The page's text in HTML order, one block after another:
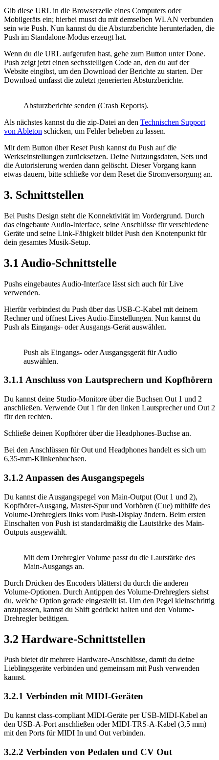
Gib diese URL in die Browserzeile eines Computers oder
Mobilgeräts ein; hierbei musst du mit demselben WLAN verbunden
sein wie Push. Nun kannst du die Absturzberichte herunterladen, die
Push im Standalone-Modus erzeugt hat.
Wenn du die URL aufgerufen hast, gehe zum Button unter Done.
Push zeigt jetzt einen sechsstelligen Code an, den du auf der
Website eingibst, um den Download der Berichte zu starten. Der
Download umfasst die zuletzt generierten Absturzberichte.
Absturzberichte senden (Crash Reports).
Als nächstes kannst du die zip-Datei an den Technischen Support
von Ableton schicken, um Fehler beheben zu lassen.
Mit dem Button über Reset Push kannst du Push auf die
Werkseinstellungen zurücksetzen. Deine Nutzungsdaten, Sets und
die Autorisierung werden dann gelöscht. Dieser Vorgang kann
etwas dauern, bitte schließe vor dem Reset die Stromversorgung an.
3. Schnittstellen
Bei Pushs Design steht die Konnektivität im Vordergrund. Durch
das eingebaute Audio-Interface, seine Anschlüsse für verschiedene
Geräte und seine Link-Fähigkeit bildet Push den Knotenpunkt für
dein gesamtes Musik-Setup.
3.1 Audio-Schnittstelle
Pushs eingebautes Audio-Interface lässt sich auch für Live
verwenden.
Hierfür verbindest du Push über das USB-C-Kabel mit deinem
Rechner und öffnest Lives Audio-Einstellungen. Nun kannst du
Push als Eingangs- oder Ausgangs-Gerät auswählen.
Push als Eingangs- oder Ausgangsgerät für Audio
auswählen.
3.1.1 Anschluss von Lautsprechern und Kopfhörern
Du kannst deine Studio-Monitore über die Buchsen Out 1 und 2
anschließen. Verwende Out 1 für den linken Lautsprecher und Out 2
für den rechten.
Schließe deinen Kopfhörer über die Headphones-Buchse an.
Bei den Anschlüssen für Out und Headphones handelt es sich um
6,35-mm-Klinkenbuchsen.
3.1.2 Anpassen des Ausgangspegels
Du kannst die Ausgangspegel von Main-Output (Out 1 und 2),
Kopfhörer-Ausgang, Master-Spur und Vorhören (Cue) mithilfe des
Volume-Drehreglers links vom Push-Display ändern. Beim ersten
Einschalten von Push ist standardmäßig die Lautstärke des Main-
Outputs ausgewählt.
Mit dem Drehregler Volume passt du die Lautstärke des
Main-Ausgangs an.
Durch Drücken des Encoders blätterst du durch die anderen
Volume-Optionen. Durch Antippen des Volume-Drehreglers siehst
du, welche Option gerade eingestellt ist. Um den Pegel kleinschrittig
anzupassen, kannst du Shift gedrückt halten und den Volume-
Drehregler betätigen.
3.2 Hardware-Schnittstellen
Push bietet dir mehrere Hardware-Anschlüsse, damit du deine
Lieblingsgeräte verbinden und gemeinsam mit Push verwenden
kannst.
3.2.1 Verbinden mit MIDI-Geräten
Du kannst class-compliant MIDI-Geräte per USB-MIDI-Kabel an
den USB-A-Port anschließen oder MIDI-TRS-A-Kabel (3,5 mm)
mit den Ports für MIDI In und Out verbinden.
3.2.2 Verbinden von Pedalen und CV Out